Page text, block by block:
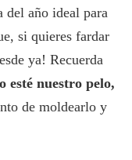
del año ideal para
si quieres fardar
ya! Recuerda
esté nuestro pelo,
de moldearlo y